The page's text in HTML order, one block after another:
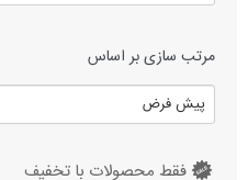
مرتب سازی بر اساس
پیش فرض
فقط محصولات با تخفیف